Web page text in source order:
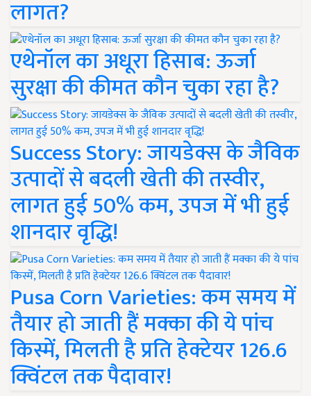
लागत?
एथेनॉल का अधूरा हिसाब: ऊर्जा
सुरक्षा की कीमत कौन चुका रहा है?
Success Story: जायडेक्स के जैविक
उत्पादों से बदली खेती की तस्वीर,
लागत हुई 50% कम, उपज में भी हुई
शानदार वृद्धि!
Pusa Corn Varieties: कम समय में
तैयार हो जाती हैं मक्का की ये पांच
किस्में, मिलती है प्रति हेक्टेयर 126.6
क्विंटल तक पैदावार!